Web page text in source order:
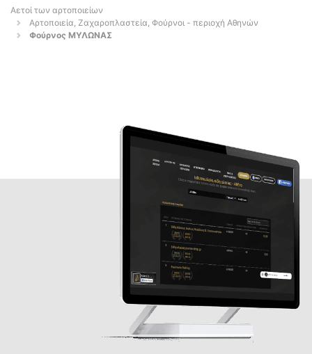
Αετοί των αρτοποιείων
Αρτοποιεία, Ζαχαροπλαστεία, Φούρνοι - περιοχή Αθηνών
Φούρνος ΜΥΛΩΝΑΣ